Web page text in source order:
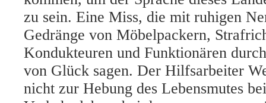
zu sein. Eine Miss, die mit ruhigen
Gedränge von Möbelpackern,
Kondukteuren und Funktionären
von Glück sagen. Der Hilfsarbeiter
nicht zur Hebung des Lebensmutes